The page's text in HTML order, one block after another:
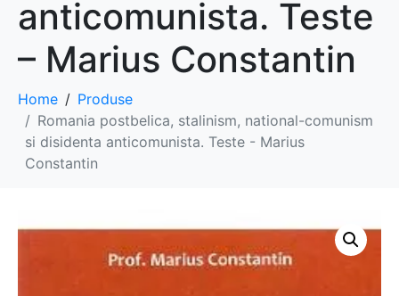
anticomunista. Teste
– Marius Constantin
Home
Produse
Romania postbelica, stalinism, national-comunism
si disidenta anticomunista. Teste - Marius
Constantin